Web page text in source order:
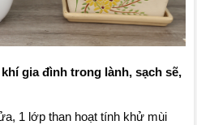
gia đình trong lành, sạch sẽ,
1 lớp than hoạt tính khử mùi